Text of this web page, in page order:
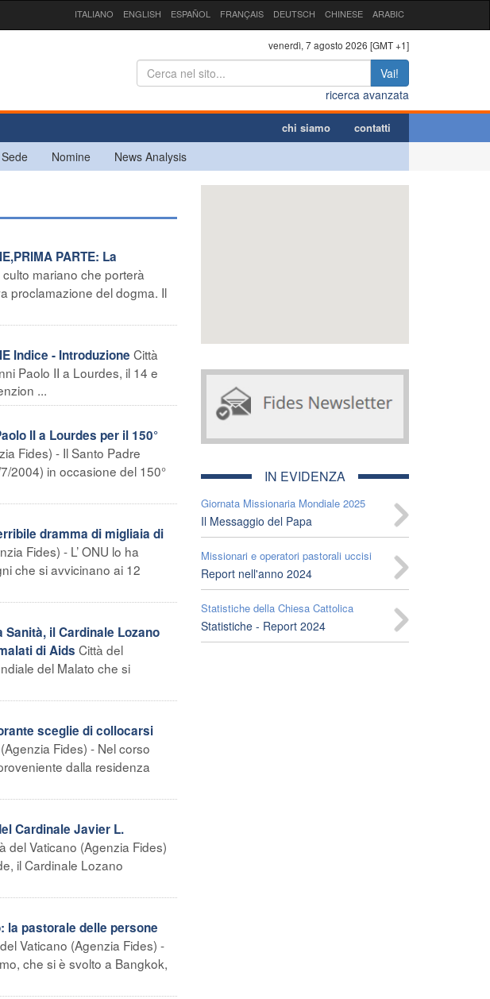
ITALIANO ENGLISH ESPAÑOL FRANÇAIS DEUTSCH CHINESE ARABIC
venerdì, 7 agosto 2026 [GMT +1]
Vai!
ricerca avanzata
chi siamo contatti
Nomine News Analysis
PARTE: La
mariano che porterà
proclamazione del dogma. Il
Indice - Introduzione Città
Paolo II a Lourdes, il 14 e
...
II a Lourdes per il 150°
Fides) - Il Santo Padre
2004) in occasione del 150°
dramma di migliaia di
Fides) - L’ ONU lo ha
che si avvicinano ai 12
Sanità, il Cardinale Lozano
di Aids Città del
del Malato che si
sceglie di collocarsi
Fides) - Nel corso
dalla residenza
Cardinale Javier L.
del Vaticano (Agenzia Fides)
il Cardinale Lozano
la pastorale delle persone
Vaticano (Agenzia Fides) -
che si è svolto a Bangkok,
IN EVIDENZA
Giornata Missionaria Mondiale 2025
Il Messaggio del Papa
Missionari e operatori pastorali uccisi
Report nell'anno 2024
Statistiche della Chiesa Cattolica
Statistiche - Report 2024